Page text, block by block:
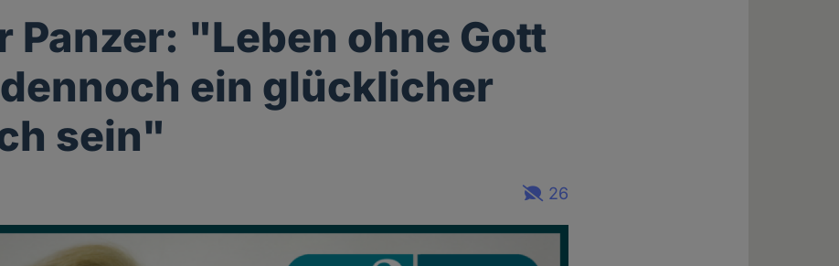
Panzer: "Leben ohne Gott
ein glücklicher
sein"
26